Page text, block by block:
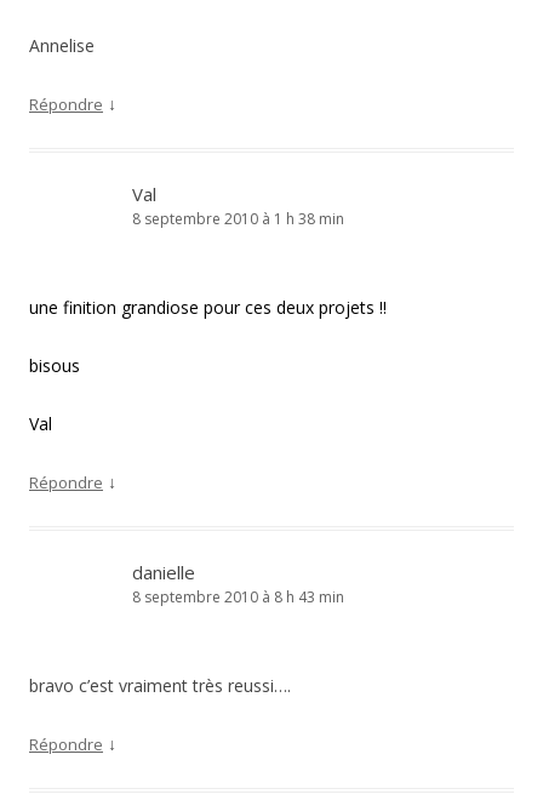
Annelise
Répondre ↓
Val
8 septembre 2010 à 1 h 38 min
une finition grandiose pour ces deux projets !!
bisous
Val
Répondre ↓
danielle
8 septembre 2010 à 8 h 43 min
bravo c’est vraiment très reussi….
Répondre ↓